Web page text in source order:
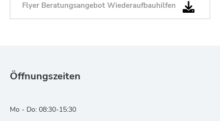
Flyer Beratungsangebot Wiederaufbauhilfen
Öffnungszeiten
Mo - Do: 08:30-15:30